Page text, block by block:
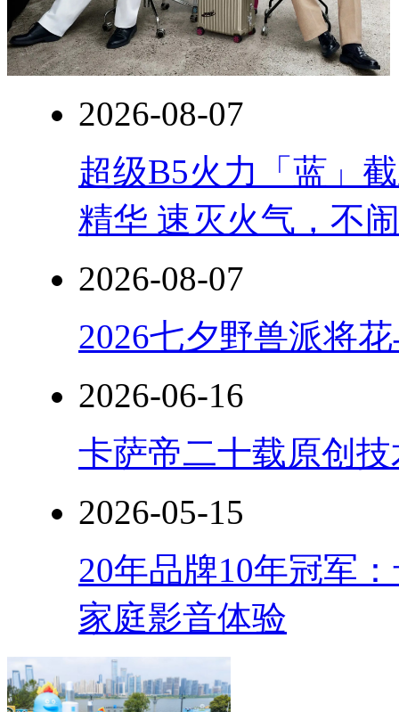
2026-08-07
超级B5火力「蓝」
精华 速灭火气，不
2026-08-07
2026七夕野兽派将
2026-06-16
卡萨帝二十载原创
2026-05-15
20年品牌10年冠军
家庭影音体验